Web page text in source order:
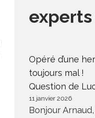
experts
Opéré d’une
toujours mal !
Question de
11 janvier 2026
Bonjour